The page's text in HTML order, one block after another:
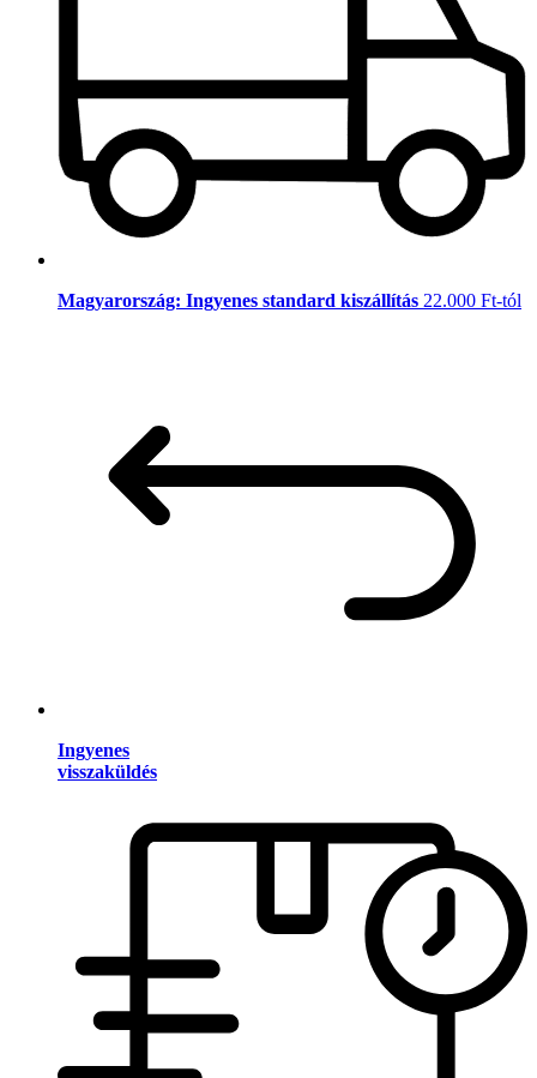
Magyarország: Ingyenes standard kiszállítás 22.000 Ft-tól
Ingyenes
visszaküldés